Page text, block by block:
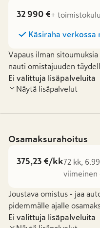
32 990 €+
Käsiraha verkossa
Vapaus ilman
nauti omistajuuden
Ei valittuja lisäpalveluita
Näytä lisäpalvelut
Osamaksurahoitus
375,23 €/kk72 kk,
viimeinen
Joustava omistus - jaa
pidemmälle ajalle
Ei valittuja lisäpalveluita